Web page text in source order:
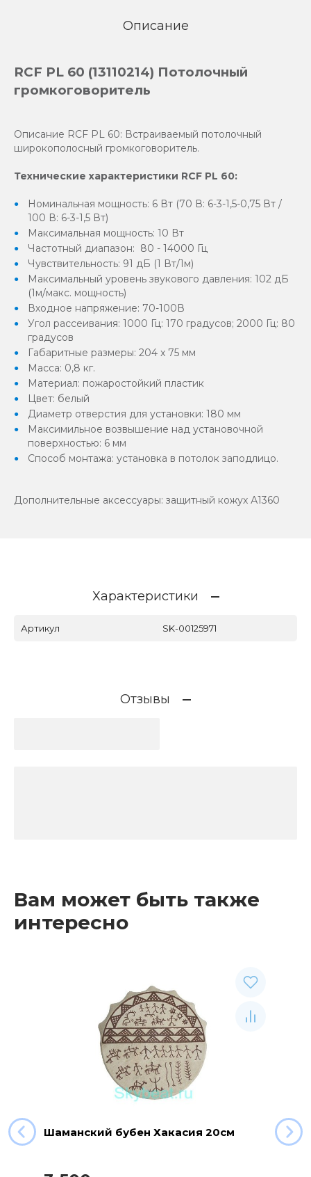
Описание
RCF PL 60 (13110214) Потолочный
громкоговоритель
Описание RCF PL 60: Встраиваемый потолочный
широкополосный громкоговоритель.
Технические характеристики RCF PL 60:
Номинальная мощность: 6 Вт (70 В: 6-3-1,5-0,75 Вт /
100 В: 6-3-1,5 Вт)
Максимальная мощность: 10 Вт
Частотный диапазон: 80 - 14000 Гц
Чувствительность: 91 дБ (1 Вт/1м)
Максимальный уровень звукового давления: 102 дБ
(1м/макс. мощность)
Входное напряжение: 70-100В
Угол рассеивания: 1000 Гц: 170 градусов; 2000 Гц: 80
градусов
Габаритные размеры: 204 x 75 мм
Масса: 0,8 кг.
Материал: пожаростойкий пластик
Цвет: белый
Диаметр отверстия для установки: 180 мм
Максимильное возвышение над установочной
поверхностью: 6 мм
Способ монтажа: установка в потолок заподлицо.
Дополнительные аксессуары: защитный кожух А1360
Характеристики
Артикул SK-00125971
Отзывы
Вам может быть также
интересно
Шаманский бубен Хакасия 20см